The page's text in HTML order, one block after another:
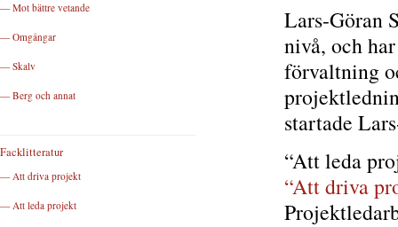
Lars-Göran
nivå, och
förvaltning
startade
“Att leda
“Att driva
— Mot bättre vetande
— Omgångar
— Skalv
— Berg och annat
Facklitteratur
— Att driva projekt
— Att leda projekt